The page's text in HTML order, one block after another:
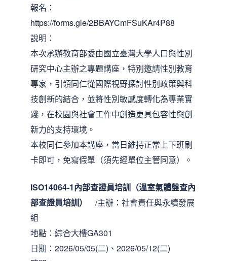
報名：
https://forms.gle/2BBAYCmFSuKAr4P88
說明：
本次承辦教育部委由國立臺灣大學人口與性別
研究中心主辦之專題講座，特別邀請性別教育
專家，引領同仁從國際視野探討性別政策與科
技創新的結合，並將性別敏感度轉化為專業實
踐，在校園與社會工作中創造更具包容性與創
新力的支持環境。
本校同仁參加本講座，當日維持正常上下班刷
卡即可，免寫假單（須先經單位主管同意）。
ISO14064-1內部查證員培訓（溫室氣體盤查內
部查證員培訓）
/主辦：社會責任與永續發展
組
地點：綜合大樓GA301
日期：2026/05/05(二)、2026/05/12(二)